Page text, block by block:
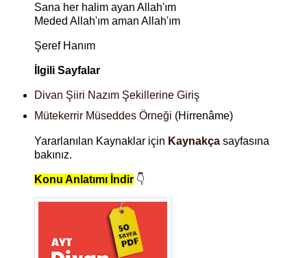
Sana her halim ayan Allah'ım
Meded Allah'ım aman Allah'ım
Şeref Hanım
İlgili Sayfalar
Divan Şiiri Nazım Şekillerine Giriş
Mütekerrir Müseddes Örneği (Hirrenâme)
Yararlanılan Kaynaklar için Kaynakça sayfasına
bakınız.
Konu Anlatımı İndir 👇